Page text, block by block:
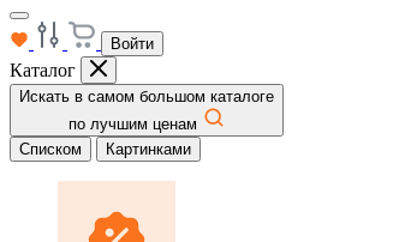
Войти
Каталог
Искать в самом большом каталоге
по лучшим ценам
Списком
Картинками